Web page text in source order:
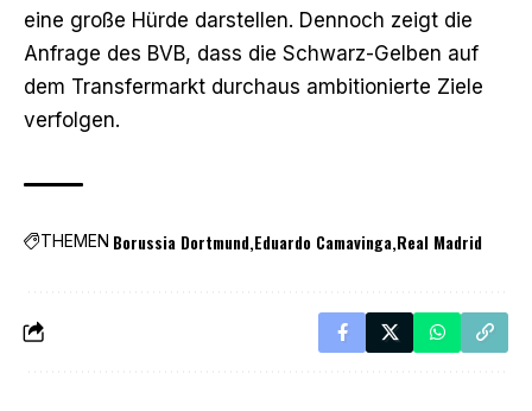
eine große Hürde darstellen. Dennoch zeigt die
Anfrage des BVB, dass die Schwarz-Gelben auf
dem Transfermarkt durchaus ambitionierte Ziele
verfolgen.
THEMEN Borussia Dortmund Eduardo Camavinga Real Madrid